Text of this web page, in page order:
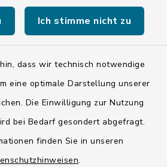
Ich stimme nicht zu
dass wir technisch notwendige
eine optimale Darstellung unserer
Die Einwilligung zur Nutzung
bei Bedarf gesondert abgefragt.
finden Sie in unseren
.
Impressum
ISIS 12
Sitemap